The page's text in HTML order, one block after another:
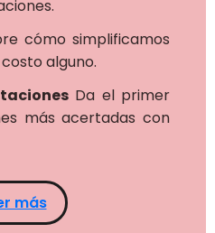
cómo simplificamos
alguno.
Da el primer
más acertadas con
más